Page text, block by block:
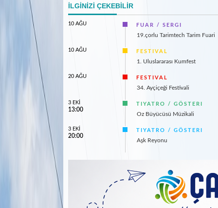
İLGİNİZİ ÇEKEBİLİR
10 AĞU FUAR / SERGI
19.çorlu Tarimtech Tarim Fuari
10 AĞU FESTIVAL
1. Uluslararası Kumfest
20 AĞU FESTIVAL
34. Ayçiçeği Festivali
3 EKİ
13:00
TIYATRO / GÖSTERI
Oz Büyücüsü Müzikali
3 EKİ
20:00
TIYATRO / GÖSTERI
Aşk Reyonu